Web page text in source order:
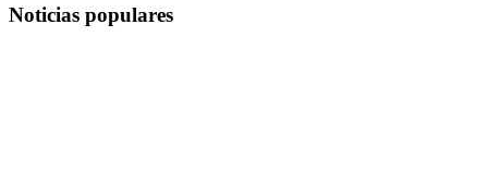
Noticias populares